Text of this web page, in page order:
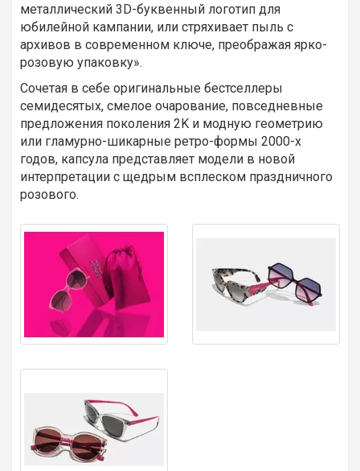
металлический 3D-буквенный логотип для
юбилейной кампании, или стряхивает пыль с
архивов в современном ключе, преображая ярко-
розовую упаковку».
Сочетая в себе оригинальные бестселлеры
семидесятых, смелое очарование, повседневные
предложения поколения 2K и модную геометрию
или гламурно-шикарные ретро-формы 2000-х
годов, капсула представляет модели в новой
интерпретации с щедрым всплеском праздничного
розового.